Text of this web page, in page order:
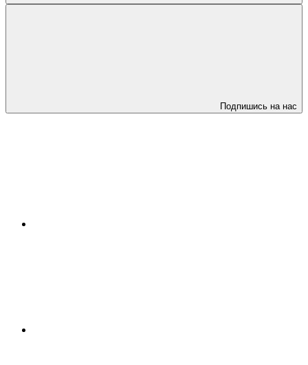
Подпишись на нас